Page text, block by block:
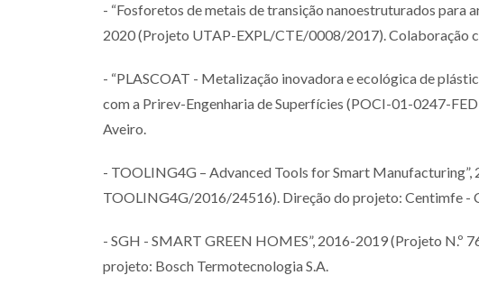
- “Fosforetos de metais de transição nanoestruturados para
2020 (Projeto UTAP-EXPL/CTE/0008/2017). Colaboração
- “PLASCOAT - Metalização inovadora e ecológica de
com a Prirev-Engenharia de Superfícies (POCI-01-0247-
Aveiro.
- TOOLING4G – Advanced Tools for Smart
TOOLING4G/2016/24516). Direção do projeto: Centimfe -
- SGH - SMART GREEN HOMES”, 2016-2019 (Projeto N.º
projeto: Bosch Termotecnologia S.A.